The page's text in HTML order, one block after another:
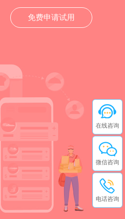
免费申请试用
在线咨询
微信咨询
电话咨询